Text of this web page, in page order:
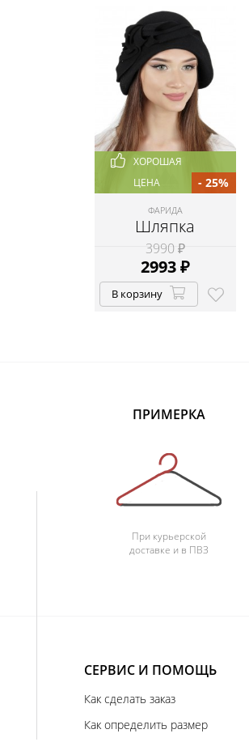
ХОРОШАЯ
ЦЕНА
ФАРИДА
Шляпка
3990 ₽
2993₽
- 25%
В корзину
ПРИМЕРКА
При курьерской
доставке и в ПВЗ
СЕРВИС И ПОМОЩЬ
Как сделать заказ
Как определить размер